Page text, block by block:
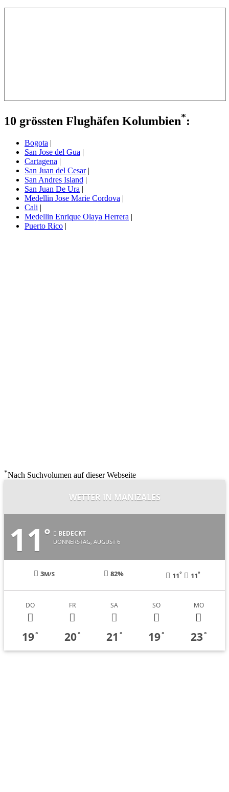
10 grössten Flughäfen Kolumbien*:
Bogota |
San Jose del Gua |
Cartagena |
San Juan del Cesar|
San Andres Island |
San Juan De Ura |
Medellin Jose Marie Cordova |
Cali |
Medellin Enrique Olaya Herrera |
Puerto Rico |
*Nach Suchvolumen auf dieser Webseite
WETTER IN MANIZALES
11 ° BEDECKT
DONNERSTAG, AUGUST 6
3M/S 82% 11° 11°
DO
19°
FR
20°
SA
21 °
SO
19°
MO
23°